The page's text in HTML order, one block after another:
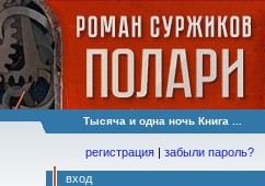
Тысяча и одна ночь Книга ...
регистрация | забыли пароль?
вход